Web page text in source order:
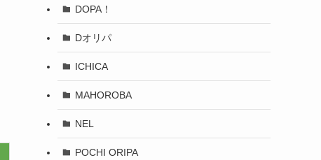
DOPA！
Dオリパ
ICHICA
MAHOROBA
NEL
POCHI ORIPA